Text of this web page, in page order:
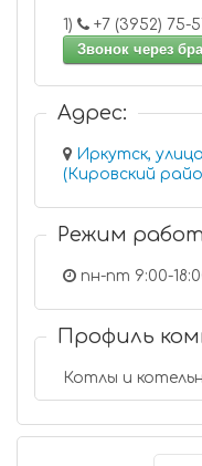
1)
+7
Звонок через
Адрес:
Иркутск,
(Кировский
Режим
пн-пт 9:00-
Профиль
Котлы и